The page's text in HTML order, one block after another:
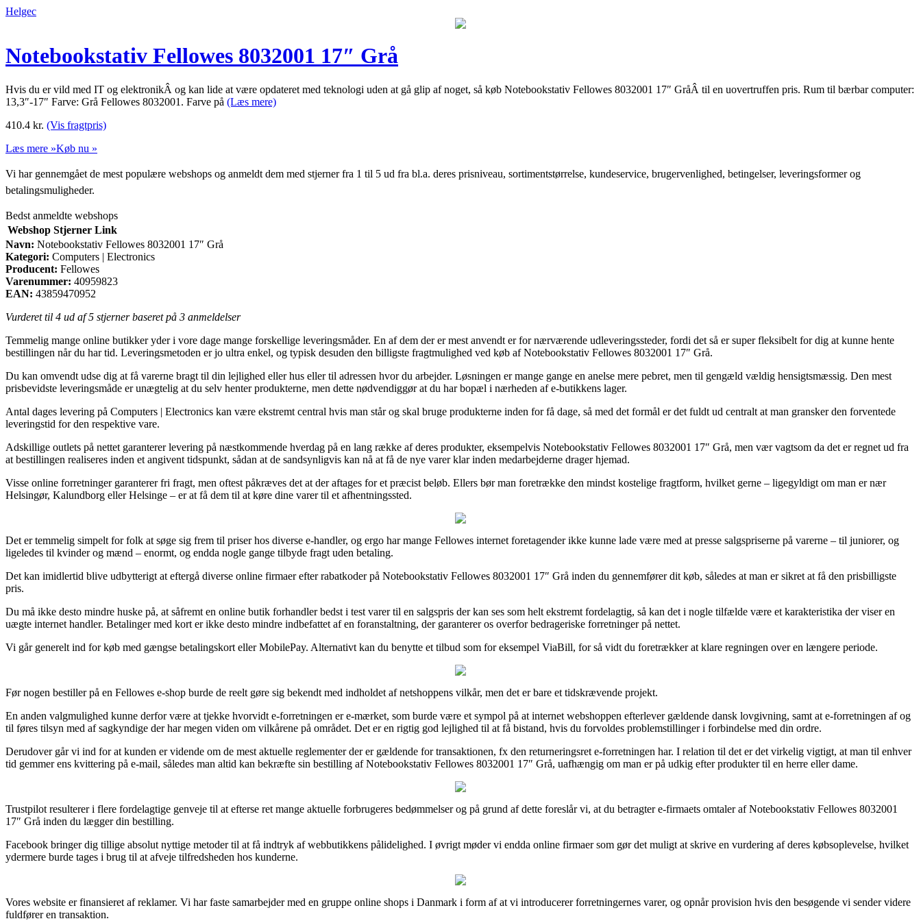
Helgec
Notebookstativ Fellowes 8032001 17″ Grå
Hvis du er vild med IT og elektronikÂ og kan lide at være opdateret med teknologi uden at gå glip af noget, så køb Notebookstativ Fellowes 8032001 17″ GråÂ til en uovertruffen pris. Rum til bærbar computer:
13,3″-17″ Farve: Grå Fellowes 8032001. Farve på (Læs mere)
410.4 kr. (Vis fragtpris)
Læs mere »Køb nu »
Vi har gennemgået de mest populære webshops og anmeldt dem med stjerner fra 1 til 5 ud fra bl.a. deres prisniveau, sortimentstørrelse, kundeservice, brugervenlighed, betingelser, leveringsformer og
betalingsmuligheder.
Bedst anmeldte webshops
Webshop Stjerner Link
Navn: Notebookstativ Fellowes 8032001 17″ Grå
Kategori: Computers | Electronics
Producent: Fellowes
Varenummer: 40959823
EAN: 43859470952
Vurderet til 4 ud af 5 stjerner baseret på 3 anmeldelser
Temmelig mange online butikker yder i vore dage mange forskellige leveringsmåder. En af dem der er mest anvendt er for nærværende udleveringssteder, fordi det så er super fleksibelt for dig at kunne hente
bestillingen når du har tid. Leveringsmetoden er jo ultra enkel, og typisk desuden den billigste fragtmulighed ved køb af Notebookstativ Fellowes 8032001 17″ Grå.
Du kan omvendt udse dig at få varerne bragt til din lejlighed eller hus eller til adressen hvor du arbejder. Løsningen er mange gange en anelse mere pebret, men til gengæld vældig hensigtsmæssig. Den mest
prisbevidste leveringsmåde er unægtelig at du selv henter produkterne, men dette nødvendiggør at du har bopæl i nærheden af e-butikkens lager.
Antal dages levering på Computers | Electronics kan være ekstremt central hvis man står og skal bruge produkterne inden for få dage, så med det formål er det fuldt ud centralt at man gransker den forventede
leveringstid for den respektive vare.
Adskillige outlets på nettet garanterer levering på næstkommende hverdag på en lang række af deres produkter, eksempelvis Notebookstativ Fellowes 8032001 17″ Grå, men vær vagtsom da det er regnet ud fra
at bestillingen realiseres inden et angivent tidspunkt, sådan at de sandsynligvis kan nå at få de nye varer klar inden medarbejderne drager hjemad.
Visse online forretninger garanterer fri fragt, men oftest påkræves det at der aftages for et præcist beløb. Ellers bør man foretrække den mindst kostelige fragtform, hvilket gerne – ligegyldigt om man er nær
Helsingør, Kalundborg eller Helsinge – er at få dem til at køre dine varer til et afhentningssted.
Det er temmelig simpelt for folk at søge sig frem til priser hos diverse e-handler, og ergo har mange Fellowes internet foretagender ikke kunne lade være med at presse salgspriserne på varerne – til juniorer, og
ligeledes til kvinder og mænd – enormt, og endda nogle gange tilbyde fragt uden betaling.
Det kan imidlertid blive udbytterigt at eftergå diverse online firmaer efter rabatkoder på Notebookstativ Fellowes 8032001 17″ Grå inden du gennemfører dit køb, således at man er sikret at få den prisbilligste
pris.
Du må ikke desto mindre huske på, at såfremt en online butik forhandler bedst i test varer til en salgspris der kan ses som helt ekstremt fordelagtig, så kan det i nogle tilfælde være et karakteristika der viser en
uægte internet handler. Betalinger med kort er ikke desto mindre indbefattet af en foranstaltning, der garanterer os overfor bedrageriske forretninger på nettet.
Vi går generelt ind for køb med gængse betalingskort eller MobilePay. Alternativt kan du benytte et tilbud som for eksempel ViaBill, for så vidt du foretrækker at klare regningen over en længere periode.
Før nogen bestiller på en Fellowes e-shop burde de reelt gøre sig bekendt med indholdet af netshoppens vilkår, men det er bare et tidskrævende projekt.
En anden valgmulighed kunne derfor være at tjekke hvorvidt e-forretningen er e-mærket, som burde være et sympol på at internet webshoppen efterlever gældende dansk lovgivning, samt at e-forretningen af og
til føres tilsyn med af sagkyndige der har megen viden om vilkårene på området. Det er en rigtig god lejlighed til at få bistand, hvis du forvoldes problemstillinger i forbindelse med din ordre.
Derudover går vi ind for at kunden er vidende om de mest aktuelle reglementer der er gældende for transaktionen, fx den returneringsret e-forretningen har. I relation til det er det virkelig vigtigt, at man til enhver
tid gemmer ens kvittering på e-mail, således man altid kan bekræfte sin bestilling af Notebookstativ Fellowes 8032001 17″ Grå, uafhængig om man er på udkig efter produkter til en herre eller dame.
Trustpilot resulterer i flere fordelagtige genveje til at efterse ret mange aktuelle forbrugeres bedømmelser og på grund af dette foreslår vi, at du betragter e-firmaets omtaler af Notebookstativ Fellowes 8032001
17″ Grå inden du lægger din bestilling.
Facebook bringer dig tillige absolut nyttige metoder til at få indtryk af webbutikkens pålidelighed. I øvrigt møder vi endda online firmaer som gør det muligt at skrive en vurdering af deres købsoplevelse, hvilket
ydermere burde tages i brug til at afveje tilfredsheden hos kunderne.
Vores website er finansieret af reklamer. Vi har faste samarbejder med en gruppe online shops i Danmark i form af at vi introducerer forretningernes varer, og opnår provision hvis den besøgende vi sender videre
fuldfører en transaktion.